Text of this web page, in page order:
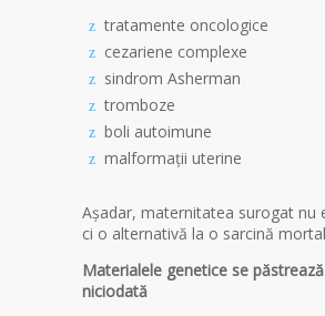
tratamente oncologice
cezariene complexe
sindrom Asherman
tromboze
boli autoimune
malformații uterine
Așadar, maternitatea surogat nu
ci o alternativă la o sarcină
Materialele genetice se
niciodată